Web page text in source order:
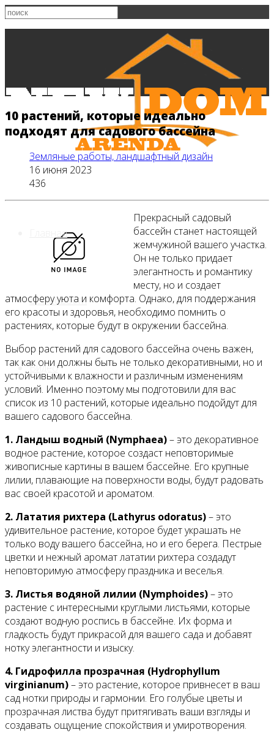
Главная
Все новости
Видео
10 растений, которые идеально
подходят для садового бассейна
Земляные работы, ландшафтный дизайн
16 июня 2023
436
Прекрасный садовый
бассейн станет настоящей
жемчужиной вашего участка.
Он не только придает
элегантность и романтику
месту, но и создает
атмосферу уюта и комфорта. Однако, для поддержания
его красоты и здоровья, необходимо помнить о
растениях, которые будут в окружении бассейна.
Выбор растений для садового бассейна очень важен,
так как они должны быть не только декоративными, но и
устойчивыми к влажности и различным изменениям
условий. Именно поэтому мы подготовили для вас
список из 10 растений, которые идеально подойдут для
вашего садового бассейна.
1. Ландыш водный (Nymphaea)– это декоративное
водное растение, которое создаст неповторимые
живописные картины в вашем бассейне. Его крупные
лилии, плавающие на поверхности воды, будут радовать
вас своей красотой и ароматом.
2. Лататия рихтера (Lathyrus odoratus)– это
удивительное растение, которое будет украшать не
только воду вашего бассейна, но и его берега. Пестрые
цветки и нежный аромат лататии рихтера создадут
неповторимую атмосферу праздника и веселья.
3. Листья водяной лилии (Nymphoides)– это
растение с интересными круглыми листьями, которые
создают водную роспись в бассейне. Их форма и
гладкость будут прикрасой для вашего сада и добавят
нотку элегантности и изыску.
4. Гидрофилла прозрачная (Hydrophyllum
virginianum)– это растение, которое привнесет в ваш
сад нотки природы и гармонии. Его голубые цветы и
прозрачная листва будут притягивать ваши взгляды и
создавать ощущение спокойствия и умиротворения.